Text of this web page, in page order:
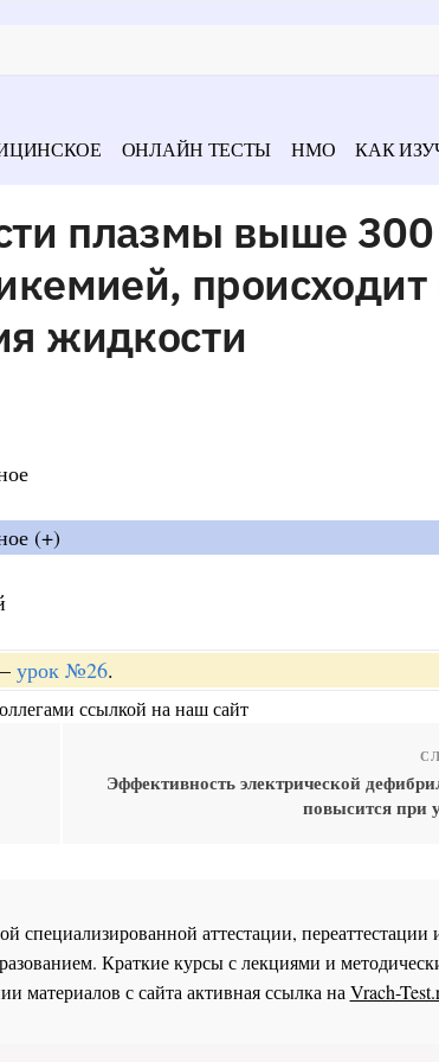
ОНЛАЙН ТЕСТЫ НМО КАК
плазмы выше
происходит
жидкости
(+)
урок №26.
ссылкой на наш сайт
Эффективность электрической
повысится при
специализированной аттестации,
Краткие курсы с лекциями и
материалов с сайта активная ссылка наVrach-